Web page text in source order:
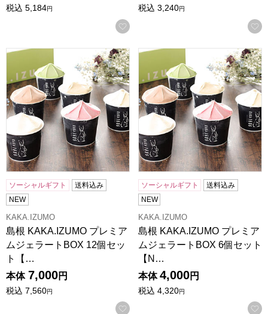
税込 5,184円
お気に入りに登録する
税込 3,240円
島根 KAKA.IZUMO プレミアムジェラートBOX 12個セット
ソーシャルギフト
送料込み
NEW
KAKA.IZUMO
島根 KAKA.IZUMO プレミア
ムジェラートBOX 12個セッ
ト【…
本体 7,000円
税込 7,560円
お気に入りに登録する
島根 KAKA.IZUMO プレミア
ソーシャルギフト
送料込み
NEW
KAKA.IZUMO
島根 KAKA.IZUMO プレミア
ムジェラートBOX 6個セット
【N…
本体 4,000円
税込 4,320円